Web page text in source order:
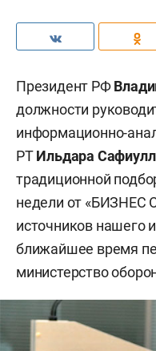
Президент РФ
должности
информационно-
РТИльдара
традиционной
недели от «БИЗНЕС
источников нашего
ближайшее время
министерство